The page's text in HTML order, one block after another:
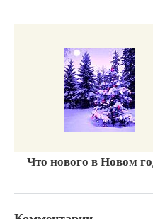
Что нового в Новом